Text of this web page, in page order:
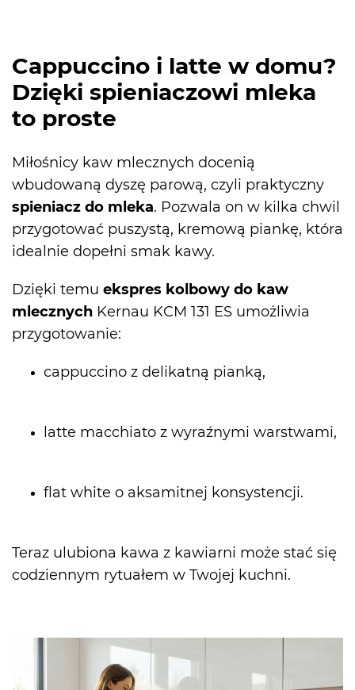
Cappuccino i latte w domu?
Dzięki spieniaczowi mleka
to proste
Miłośnicy kaw mlecznych docenią
wbudowaną dyszę parową, czyli praktyczny
spieniacz do mleka. Pozwala on w kilka chwil
przygotować puszystą, kremową piankę, która
idealnie dopełni smak kawy.
Dzięki temu ekspres kolbowy do kaw
mlecznych Kernau KCM 131 ES umożliwia
przygotowanie:
cappuccino z delikatną pianką,
latte macchiato z wyraźnymi warstwami,
flat white o aksamitnej konsystencji.
Teraz ulubiona kawa z kawiarni może stać się
codziennym rytuałem w Twojej kuchni.